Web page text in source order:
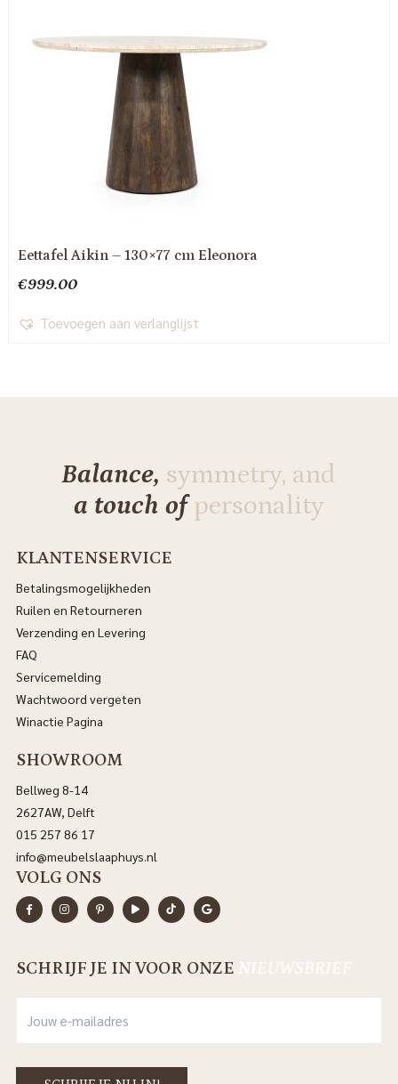
Eettafel Aikin – 130×77 cm Eleonora
€999.00
Toevoegen aan verlanglijst
Balance, symmetry, and
a touch ofpersonality
KLANTENSERVICE
Betalingsmogelijkheden
Ruilen en Retourneren
Verzending en Levering
FAQ
Servicemelding
Wachtwoord vergeten
Winactie Pagina
SHOWROOM
Bellweg 8-14
2627AW, Delft
015 257 86 17
info@meubelslaaphuys.nl
VOLG ONS
SCHRIJF JE IN VOOR ONZE NIEUWSBRIEF